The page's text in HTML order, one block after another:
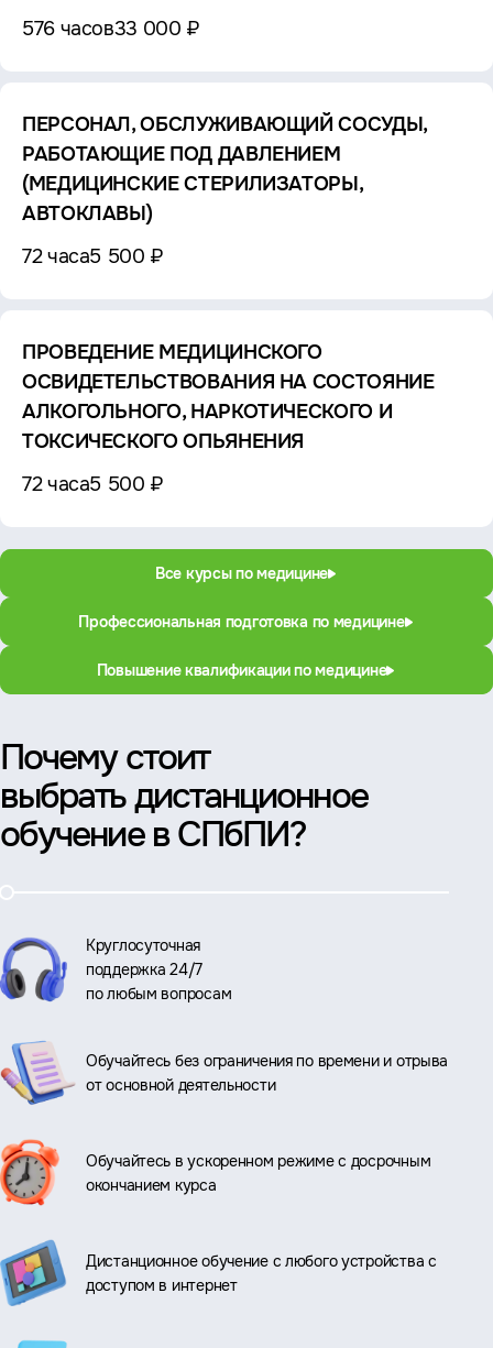
576 часов33 000 ₽
ПЕРСОНАЛ, ОБСЛУЖИВАЮЩИЙ СОСУДЫ,
РАБОТАЮЩИЕ ПОД ДАВЛЕНИЕМ
(МЕДИЦИНСКИЕ СТЕРИЛИЗАТОРЫ,
АВТОКЛАВЫ)
72 часа5 500 ₽
ПРОВЕДЕНИЕ МЕДИЦИНСКОГО
ОСВИДЕТЕЛЬСТВОВАНИЯ НА СОСТОЯНИЕ
АЛКОГОЛЬНОГО, НАРКОТИЧЕСКОГО И
ТОКСИЧЕСКОГО ОПЬЯНЕНИЯ
72 часа5 500 ₽
Все курсы по медицине
Профессиональная подготовка по медицине
Повышение квалификации по медицине
Почему стоит
выбрать дистанционное
обучение в СПбПИ?
Круглосуточная
поддержка 24/7
по любым вопросам
Обучайтесь без ограничения по времени и отрыва
от основной деятельности
Обучайтесь в ускоренном режиме с досрочным
окончанием курса
Дистанционное обучение с любого устройства с
доступом в интернет